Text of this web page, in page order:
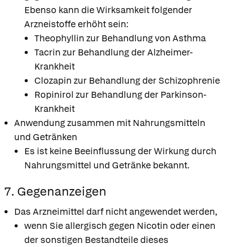
Ebenso kann die Wirksamkeit folgender
Arzneistoffe erhöht sein:
Theophyllin zur Behandlung von Asthma
Tacrin zur Behandlung der Alzheimer-
Krankheit
Clozapin zur Behandlung der Schizophrenie
Ropinirol zur Behandlung der Parkinson-
Krankheit
Anwendung zusammen mit Nahrungsmitteln
und Getränken
Es ist keine Beeinflussung der Wirkung durch
Nahrungsmittel und Getränke bekannt.
7. Gegenanzeigen
Das Arzneimittel darf nicht angewendet werden,
wenn Sie allergisch gegen Nicotin oder einen
der sonstigen Bestandteile dieses